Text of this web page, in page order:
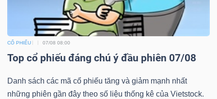
CỔ PHIẾU 07/08 08:00
Top cổ phiếu đáng chú ý đầu phiên 07/08
Danh sách các mã cổ phiếu tăng và giảm mạnh nhất
những phiên gần đây theo số liệu thống kê của Vietstock.